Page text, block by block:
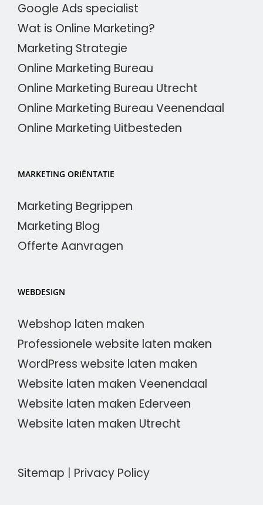
Google Ads specialist
Wat is Online Marketing?
Marketing Strategie
Online Marketing Bureau
Online Marketing Bureau Utrecht
Online Marketing Bureau Veenendaal
Online Marketing Uitbesteden
MARKETING ORIËNTATIE
Marketing Begrippen
Marketing Blog
Offerte Aanvragen
WEBDESIGN
Webshop laten maken
Professionele website laten maken
WordPress website laten maken
Website laten maken Veenendaal
Website laten maken Ederveen
Website laten maken Utrecht
Sitemap Privacy Policy